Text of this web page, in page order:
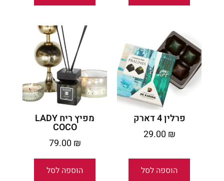
פרלין 4 דארק
29.00 ₪
הוספה לסל
מפיץ ריח LADY
COCO
79.00 ₪
הוספה לסל